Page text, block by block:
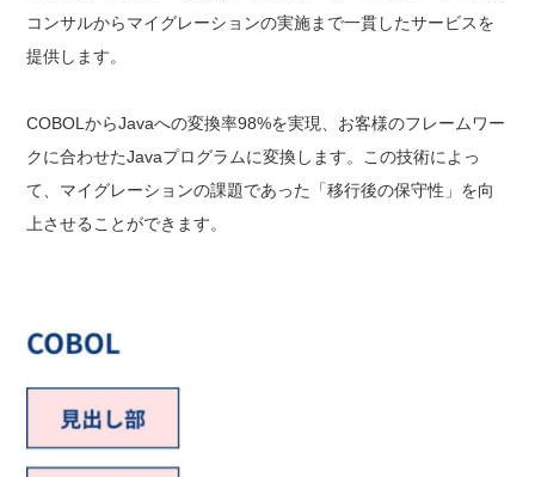
コンサルからマイグレーションの実施まで一貫したサービスを
提供します。
COBOLからJavaへの変換率98%を実現、お客様のフレームワー
クに合わせたJavaプログラムに変換します。この技術によっ
て、マイグレーションの課題であった「移行後の保守性」を向
上させることができます。